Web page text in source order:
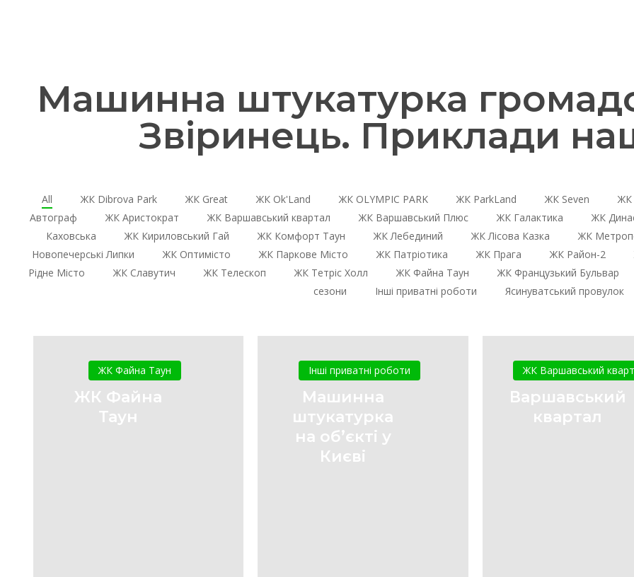
Машинна штукатурка
Звіринець. Приклади
All ЖК Dibrova Park ЖК Great ЖК Ok'Land ЖК OLYMPIC PARK ЖК ParkLand ЖК Seven ЖК
Автограф
ЖК Аристократ ЖК Варшавський квартал ЖК Варшавський Плюс ЖК Галактика ЖК
Каховська
ЖК Кириловський Гай ЖК Комфорт Таун ЖК Лебединий ЖК Лісова Казка ЖК
Новопечерські Липки
ЖК Оптимісто ЖК Паркове Місто ЖК Патріотика ЖК Прага ЖК Район-2
Рідне Місто
ЖК Славутич ЖК Телескоп ЖК Тетріс Холл ЖК Файна Таун ЖК Французький Бульвар
сезони
Інші приватні роботи Ясинуватський провулок
Файна
Таун
ЖК Файна Таун
ЖК Файна
Таун
штукатурка
на
об’єкті
у
Києві
Інші приватні роботи
Машинна
штукатурка
на об’єкті у
Києві
квартал
ЖК Варшавський
Варшавський
квартал